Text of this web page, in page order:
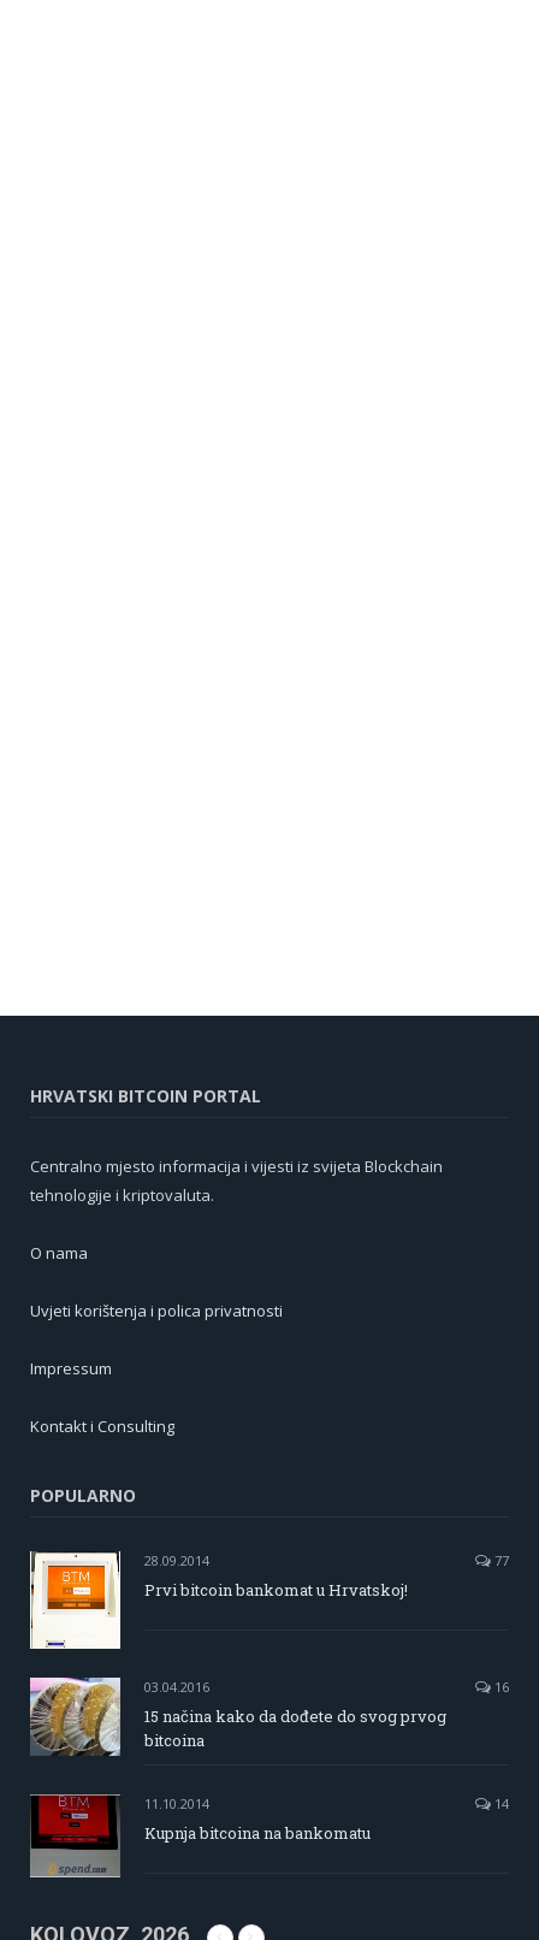
HRVATSKI BITCOIN PORTAL
Centralno mjesto informacija i vijesti iz svijeta Blockchain
tehnologije i kriptovaluta.
O nama
Uvjeti korištenja i polica privatnosti
Impressum
Kontakt i Consulting
POPULARNO
28.09.2014 77
Prvi bitcoin bankomat u Hrvatskoj!
03.04.2016 16
15 načina kako da dođete do svog prvog
bitcoina
11.10.2014 14
Kupnja bitcoina na bankomatu
KOLOVOZ, 2026